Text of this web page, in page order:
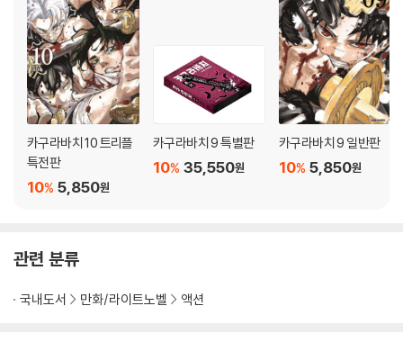
카구라바치 10 트리플
특전판
5,850원
10%
카구라바치 9 특별판
35,550원
10%
카구라바치 9 일반판
5,850원
10%
관련 분류
국내도서 만화/라이트노벨 액션